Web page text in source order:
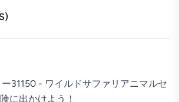
S)
31150 - ワイルドサファリアニマルセ
に出かけよう！